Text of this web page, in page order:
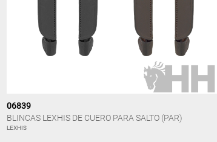
06839
BLINCAS LEXHIS DE CUERO PARA SALTO (PAR)
LEXHIS